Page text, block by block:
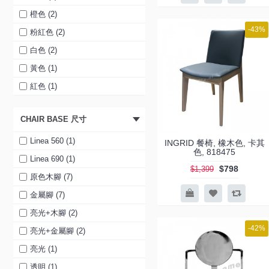
橙色 (2)
粉紅色 (2)
白色 (2)
黃色 (1)
紅色 (1)
黑色 (1)
綠色 (1)
橙色 (1)
粉紅色 (1)
紅色 (1)
白色 (1)
透明 (1)
透明灰 (1)
透明黃 (1)
CHAIR BASE 尺寸
Linea 560 (1)
Linea 690 (1)
原色木腳 (7)
金屬腳 (7)
亮光+木腳 (2)
亮光+金屬腳 (2)
亮光 (1)
透明 (1)
-43%
INGRID 餐椅, 橡木色, 卡其
色, 818475
$1,399 $798
-42%